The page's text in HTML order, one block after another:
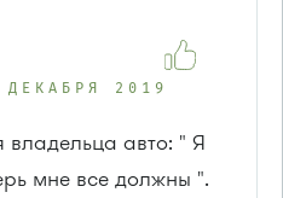
ДЕКАБРЯ 2019
авто: " Я
мне все должны ".